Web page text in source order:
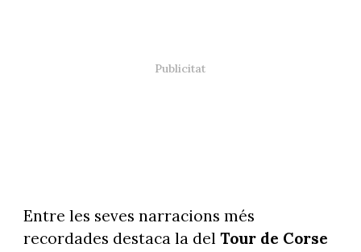
Entre les seves narracions més
recordades destaca la del Tour de Corse